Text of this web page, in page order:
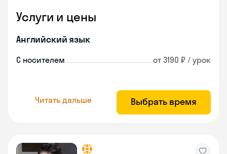
Услуги и цены
Английский язык
С носителем от 3190 ₽ / урок
Читать дальше Выбрать время